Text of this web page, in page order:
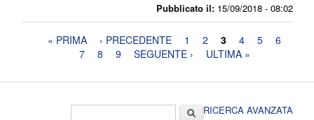
Pubblicato il: 15/09/2018 - 08:02
Pagine« PRIMA ‹ PRECEDENTE 1 2 3 4 5
6
7
8 9 SEGUENTE › ULTIMA »
CercaRICERCA AVANZATA